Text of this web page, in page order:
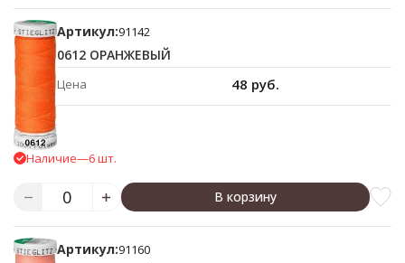
Артикул:91142
0612 ОРАНЖЕВЫЙ
Цена 48 руб.
Наличие—6 шт.
В корзину
Артикул:91160